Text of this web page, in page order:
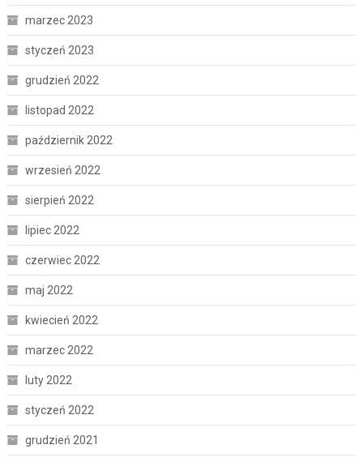
marzec 2023
styczeń 2023
grudzień 2022
listopad 2022
październik 2022
wrzesień 2022
sierpień 2022
lipiec 2022
czerwiec 2022
maj 2022
kwiecień 2022
marzec 2022
luty 2022
styczeń 2022
grudzień 2021